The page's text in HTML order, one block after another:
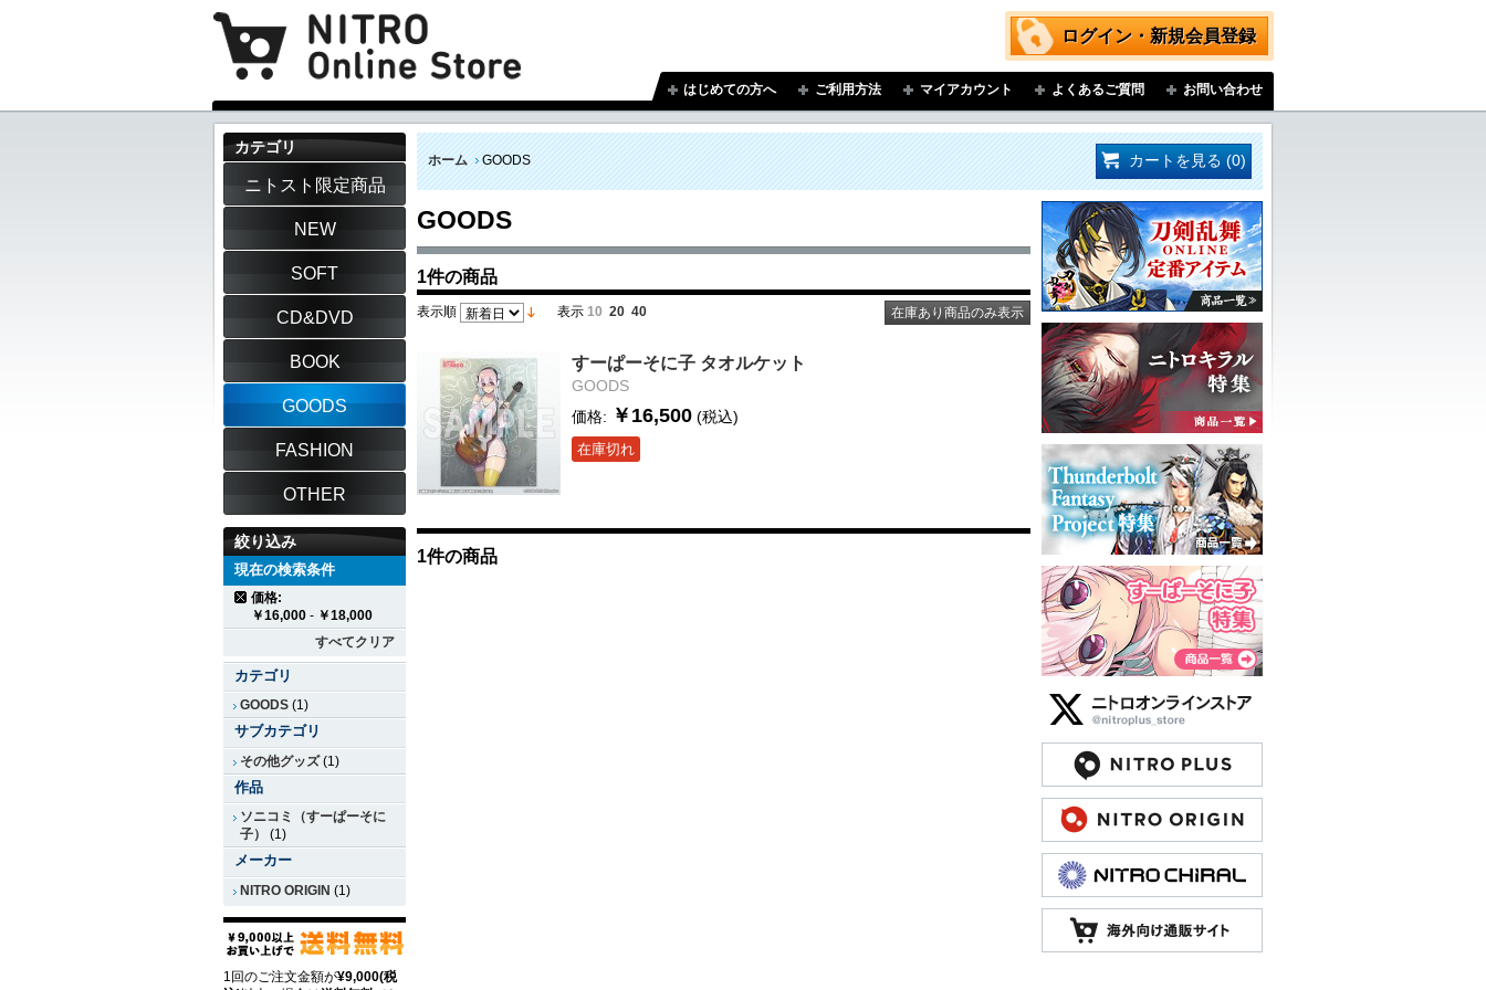
ログイン・新規会員登録
はじめての方へ ご利用方法 マイアカウント よくあるご質問 お問い合わせ
ホーム GOODS カートを見る (0)
GOODS
1件の商品
在庫あり商品のみ表示
表示順 表示 10 20 40
すーぱーそに子 タオルケット
GOODS
価格: ￥16,500 (税込)
在庫切れ
1件の商品
カテゴリ
ニトスト限定商品
NEW
SOFT
CD&DVD
BOOK
GOODS
FASHION
OTHER
絞り込み
現在の検索条件
価格:
￥16,000 - ￥18,000
すべてクリア
カテゴリ
GOODS (1)
サブカテゴリ
その他グッズ(1)
作品
ソニコミ（すーぱーそに
子）
(1)
メーカー
NITRO ORIGIN (1)
1回のご注文金額が¥9,000(税